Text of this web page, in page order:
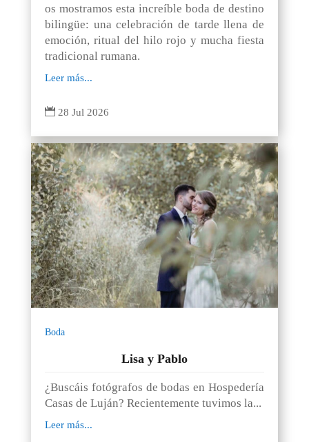
os mostramos esta increíble boda de destino
bilingüe: una celebración de tarde llena de
emoción, ritual del hilo rojo y mucha fiesta
tradicional rumana.
Leer más...
 28 Jul 2026
Boda
Lisa y Pablo
¿Buscáis fotógrafos de bodas en Hospedería
Casas de Luján? Recientemente tuvimos la...
Leer más...